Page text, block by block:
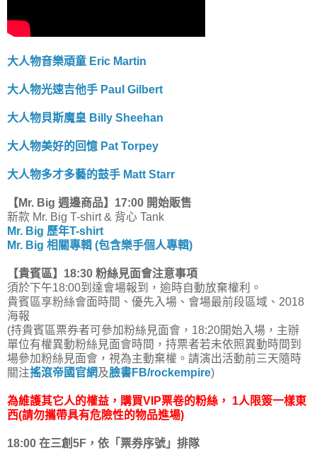
大人物音樂頑童 Eric Martin
大人物光速吉他手 Paul Gilbert
大人物貝斯魔皇 Billy Sheehan
大人物美好的回憶 Pat Torpey
大人物多才多藝的鼓手 Matt Starr
【Mr. Big 週邊商品】17:00 開始販售
新款 Mr. Big T-shirt & 背心 Tank
Mr. Big 歷年T-shirt
Mr. Big 相關專輯 (包含樂手個人專輯)
【貴賓區】18:30 粉絲見面會注意事項
須於下午18:00到達會場報到，逾時自動放棄權利。
貴賓區享粉絲會面時間、優先入場、會場最前段區域、2018
海報
(持貴賓區票券者可參加粉絲見面會，18:20開始入場，主辦
單位有權異動粉絲見面會時間，持票者若未依照異動時間到
場參加粉絲見面會，視為主動棄權。請演出活動前三天隨時
關注搖滾帝國官網 及臉書FB/rockempire)
為維護其它人的權益，購買VIP票卷的粉絲， 1人限簽一樣東
西(請勿攜帶具有危險性的物品進場)
18:00 在三創5F，依「票券序號」排隊